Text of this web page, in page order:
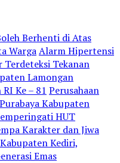
Berhenti di Atas
WargaAlarm Hipertensi
Terdeteksi Tekanan
Lamongan
Ke – 81 Perusahaan
Kabupaten
HUT
Karakter dan Jiwa
Kediri,
Emas